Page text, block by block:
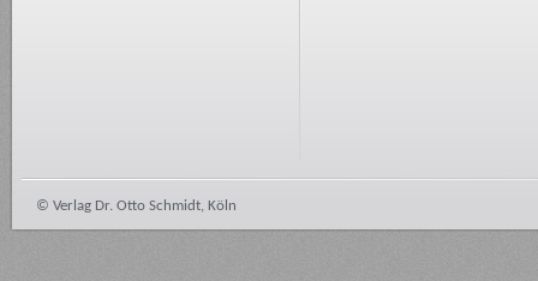
© Verlag Dr. Otto Schmidt, Köln